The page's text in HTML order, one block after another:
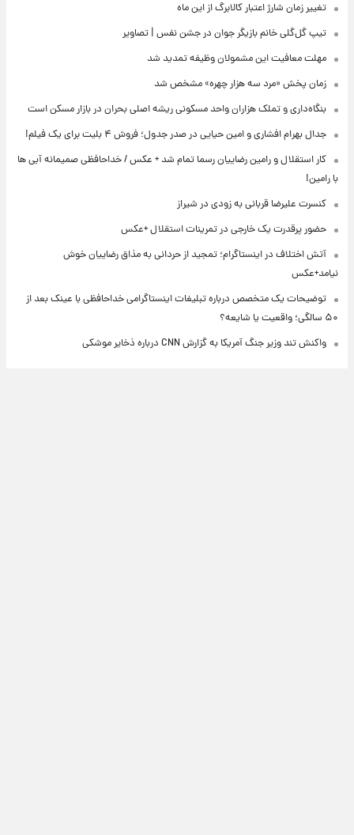
تغییر زمان شارژ اعتبار کالابرگ از این ماه
تیپ گل‌گلی خانم بازیگر جوان در جشن نفس | تصاویر
مهلت معافیت این مشمولان وظیفه تمدید شد
زمان پخش «مرد سه هزار چهره» مشخص شد
بنگاه‌داری و تملک هزاران واحد مسکونی ریشه اصلی بحران در بازار مسکن است
جدال بهرام افشاری و امین حیایی در صدر جدول؛ فروش ۴ بلیت برای یک فیلم!
کار استقلال و رامین رضاییان رسما تمام شد + عکس / خداحافظی صمیمانه آبی ها
با رامین!
کنسرت علیرضا قربانی به زودی در شیراز
حضور پرقدرت یک خارجی در تمرینات استقلال +عکس
آتش اختلاف در اینستاگرام؛ تمجید از حردانی به مذاق رضاییان خوش
نیامد+عکس
توضیحات یک متخصص درباره تبلیغات اینستاگرامی خداحافظی با عینک بعد از
۵۰ سالگی؛ واقعیت یا شایعه؟
واکنش تند وزیر جنگ آمریکا به گزارش CNN درباره ذخایر موشکی